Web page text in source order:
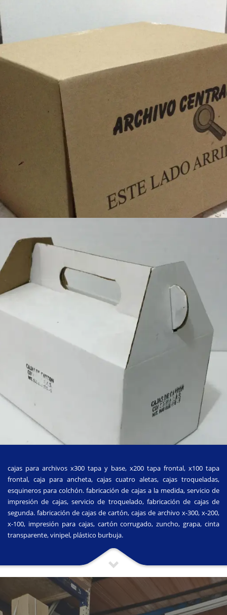
cajas para archivos x300 tapa y base, x200 tapa frontal, x100 tapa
frontal, caja para ancheta, cajas cuatro aletas, cajas troqueladas,
esquineros para colchón. fabricación de cajas a la medida, servicio de
impresión de cajas, servicio de troquelado, fabricación de cajas de
segunda. fabricación de cajas de cartón, cajas de archivo x-300, x-200,
x-100, impresión para cajas, cartón corrugado, zuncho, grapa, cinta
transparente, vinipel, plástico burbuja.